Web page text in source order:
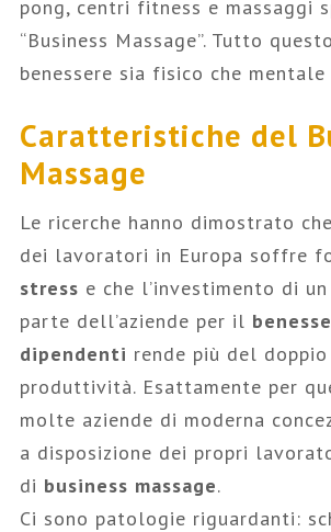
pong, centri fitness e massaggi
“Business Massage”. Tutto
benessere sia fisico che
Caratteristiche del
Massage
Le ricerche hanno dimostrato
dei lavoratori in Europa soffre
stress e che l’investimento di
parte dell’aziende per il
dipendenti rende più del
produttività. Esattamente per
molte aziende di moderna
a disposizione dei propri
di business massage.
Ci sono patologie riguardanti: